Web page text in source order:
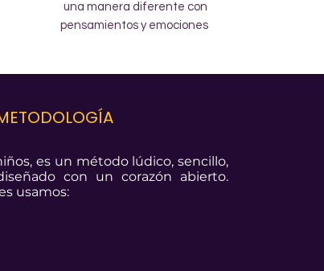
una manera diferente con
pensamientos y emociones
es un método lúdico, sencillo,
con un corazón abierto.
usamos: